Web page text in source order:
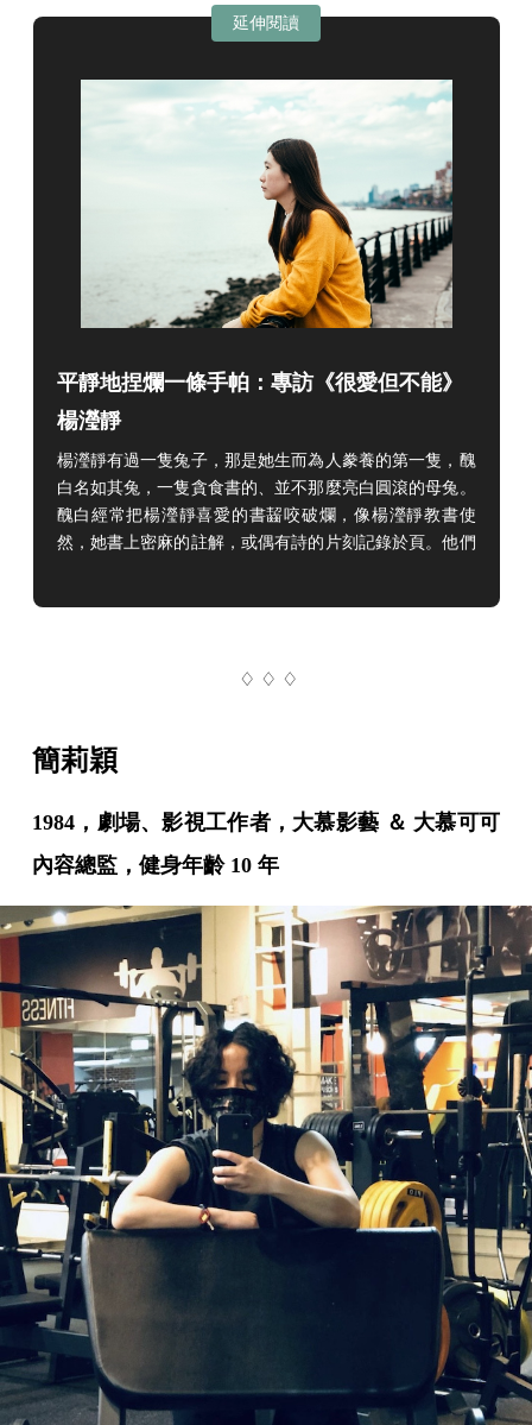
延伸閱讀
平靜地捏爛一條手帕：專訪《很愛但不能》
楊瀅靜
楊瀅靜有過一隻兔子，那是她生而為人豢養的第一隻，醜
白名如其兔，一隻貪食書的、並不那麼亮白圓滾的母兔。
醜白經常把楊瀅靜喜愛的書齧咬破爛，像楊瀅靜教書使
然，她書上密麻的註解，或偶有詩的片刻記錄於頁。他們
詩、寫論文、改作業的日子都有醜白。她一路唸中文所、
♢ ♢ ♢
簡莉穎
1984，劇場、影視工作者，大慕影藝 ＆ 大慕可可
內容總監，健身年齡 10 年